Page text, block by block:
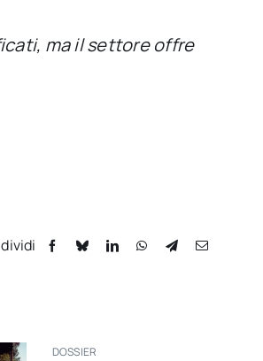
ma il settore offre
DOSSIER